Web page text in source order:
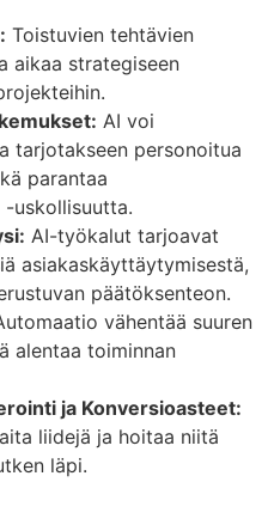
Toistuvien tehtävien
aikaa strategiseen
AI voi
tarjotakseen personoitua
parantaa
uskollisuutta.
AI-työkalut tarjoavat
asiakaskäyttäytymisestä,
päätöksenteon.
vähentää suuren
alentaa toiminnan
ja Konversioasteet:
liidejä ja hoitaa niitä
läpi.